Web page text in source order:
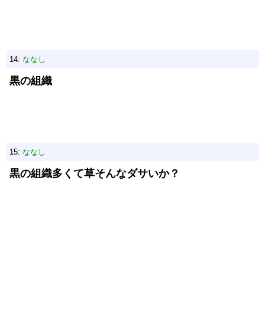
14: ななし
黒の組織
15: ななし
黒の組織多くて草そんなダサいか？